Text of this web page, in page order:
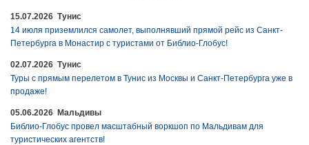
15.07.2026 Тунис
14 июля приземлился самолет, выполнявший прямой рейс из Санкт-
Петербурга в Монастир с туристами от Библио-Глобус!
02.07.2026 Тунис
Туры с прямым перелетом в Тунис из Москвы и Санкт-Петербурга уже в
продаже!
05.06.2026 Мальдивы
Библио-Глобус провел масштабный воркшоп по Мальдивам для
туристических агентств!